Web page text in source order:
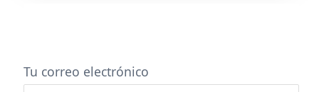
Tu correo electrónico